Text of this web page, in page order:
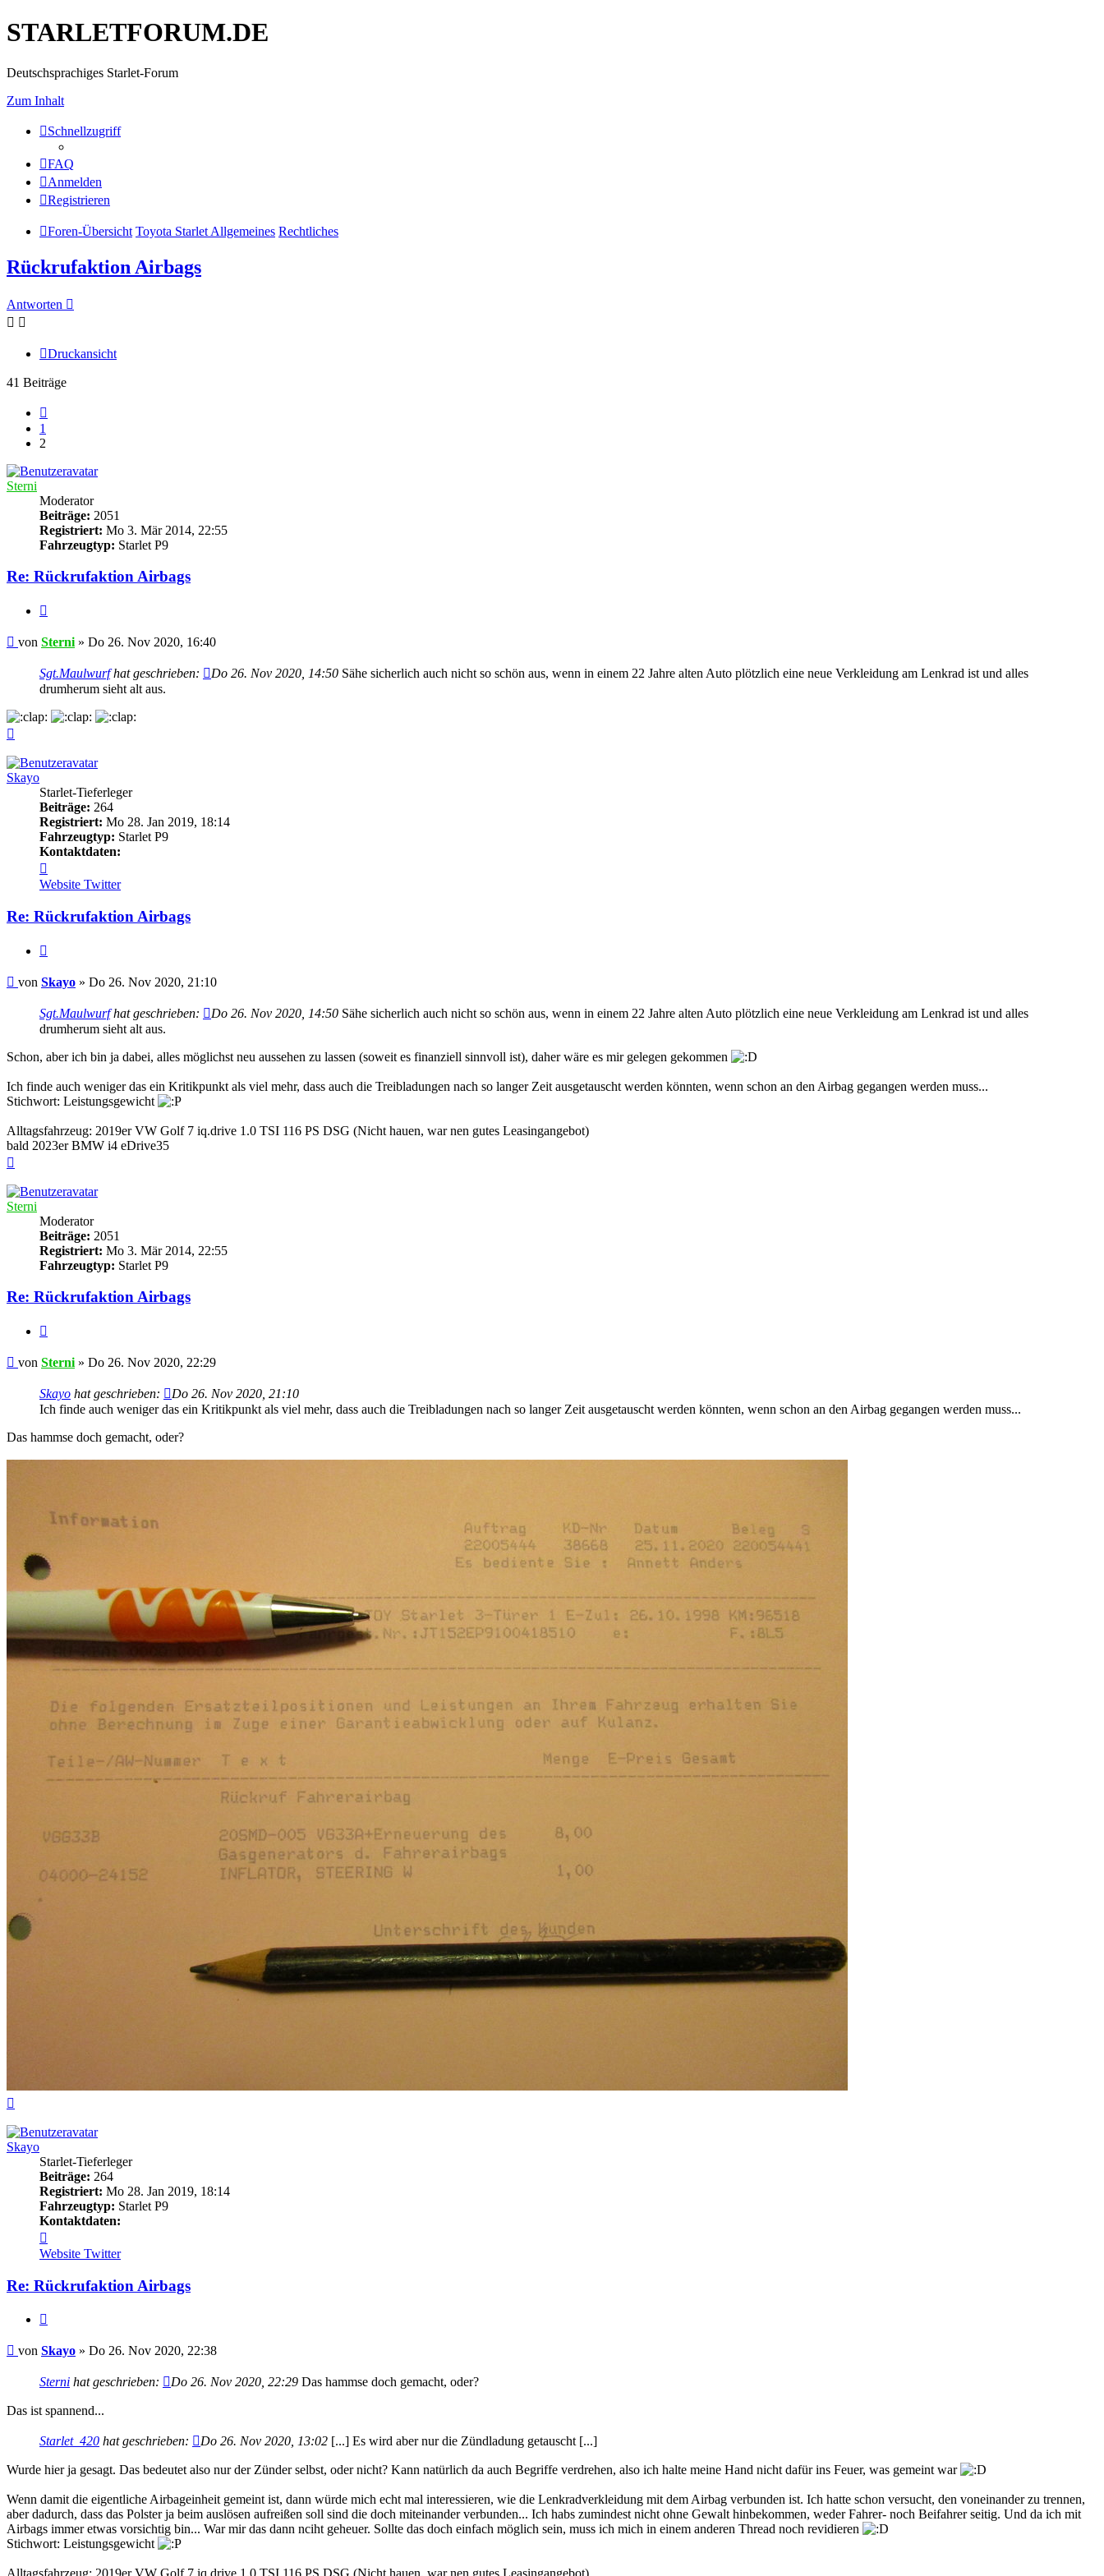
STARLETFORUM.DE
Deutschsprachiges Starlet-Forum
Zum Inhalt
Schnellzugriff
FAQ
Anmelden
Registrieren
Foren-Übersicht Toyota Starlet Allgemeines Rechtliches
Rückrufaktion Airbags
Antworten
Druckansicht
41 Beiträge
1
2
Sterni
Moderator
Beiträge: 2051
Registriert: Mo 3. Mär 2014, 22:55
Fahrzeugtyp: Starlet P9
Re: Rückrufaktion Airbags
Beitrag
von Sterni » Do 26. Nov 2020, 16:40
Sgt.Maulwurfhat geschrieben: Do 26. Nov 2020, 14:50 Sähe sicherlich auch nicht so schön aus, wenn in einem 22 Jahre alten Auto plötzlich eine neue Verkleidung am Lenkrad ist und alles
drumherum sieht alt aus.
Skayo
Starlet-Tieferleger
Beiträge: 264
Registriert: Mo 28. Jan 2019, 18:14
Fahrzeugtyp: Starlet P9
Kontaktdaten:
von
Skayo
Website Twitter
Re: Rückrufaktion Airbags
Beitrag
von Skayo » Do 26. Nov 2020, 21:10
Sgt.Maulwurfhat geschrieben: Do 26. Nov 2020, 14:50 Sähe sicherlich auch nicht so schön aus, wenn in einem 22 Jahre alten Auto plötzlich eine neue Verkleidung am Lenkrad ist und alles
drumherum sieht alt aus.
Schon, aber ich bin ja dabei, alles möglichst neu aussehen zu lassen (soweit es finanziell sinnvoll ist), daher wäre es mir gelegen gekommen
Ich finde auch weniger das ein Kritikpunkt als viel mehr, dass auch die Treibladungen nach so langer Zeit ausgetauscht werden könnten, wenn schon an den Airbag gegangen werden muss...
Stichwort: Leistungsgewicht
Alltagsfahrzeug: 2019er VW Golf 7 iq.drive 1.0 TSI 116 PS DSG (Nicht hauen, war nen gutes Leasingangebot)
bald 2023er BMW i4 eDrive35
Sterni
Moderator
Beiträge: 2051
Registriert: Mo 3. Mär 2014, 22:55
Fahrzeugtyp: Starlet P9
Re: Rückrufaktion Airbags
Beitrag
von Sterni » Do 26. Nov 2020, 22:29
Skayo hat geschrieben:
Do 26. Nov 2020, 21:10
Ich finde auch weniger das ein Kritikpunkt als viel mehr, dass auch die Treibladungen nach so langer Zeit ausgetauscht werden könnten, wenn schon an den Airbag gegangen werden muss...
Das hammse doch gemacht, oder?
Skayo
Starlet-Tieferleger
Beiträge: 264
Registriert: Mo 28. Jan 2019, 18:14
Fahrzeugtyp: Starlet P9
Kontaktdaten:
von
Skayo
Website Twitter
Re: Rückrufaktion Airbags
Beitrag
von Skayo » Do 26. Nov 2020, 22:38
Sterni hat geschrieben: Do 26. Nov 2020, 22:29 Das hammse doch gemacht, oder?
Das ist spannend...
Starlet_420 hat geschrieben: Do 26. Nov 2020, 13:02 [...] Es wird aber nur die Zündladung getauscht [...]
Wurde hier ja gesagt. Das bedeutet also nur der Zünder selbst, oder nicht? Kann natürlich da auch Begriffe verdrehen, also ich halte meine Hand nicht dafür ins Feuer, was gemeint war
Wenn damit die eigentliche Airbageinheit gemeint ist, dann würde mich echt mal interessieren, wie die Lenkradverkleidung mit dem Airbag verbunden ist. Ich hatte schon versucht, den voneinander zu trennen,
aber dadurch, dass das Polster ja beim auslösen aufreißen soll sind die doch miteinander verbunden... Ich habs zumindest nicht ohne Gewalt hinbekommen, weder Fahrer- noch Beifahrer seitig. Und da ich mit
Airbags immer etwas vorsichtig bin... War mir das dann nciht geheuer. Sollte das doch einfach möglich sein, muss ich mich in einem anderen Thread noch revidieren
Stichwort: Leistungsgewicht